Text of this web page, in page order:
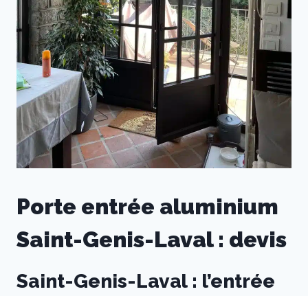
Porte entrée aluminium
Saint-Genis-Laval : devis
Saint-Genis-Laval : l’entrée